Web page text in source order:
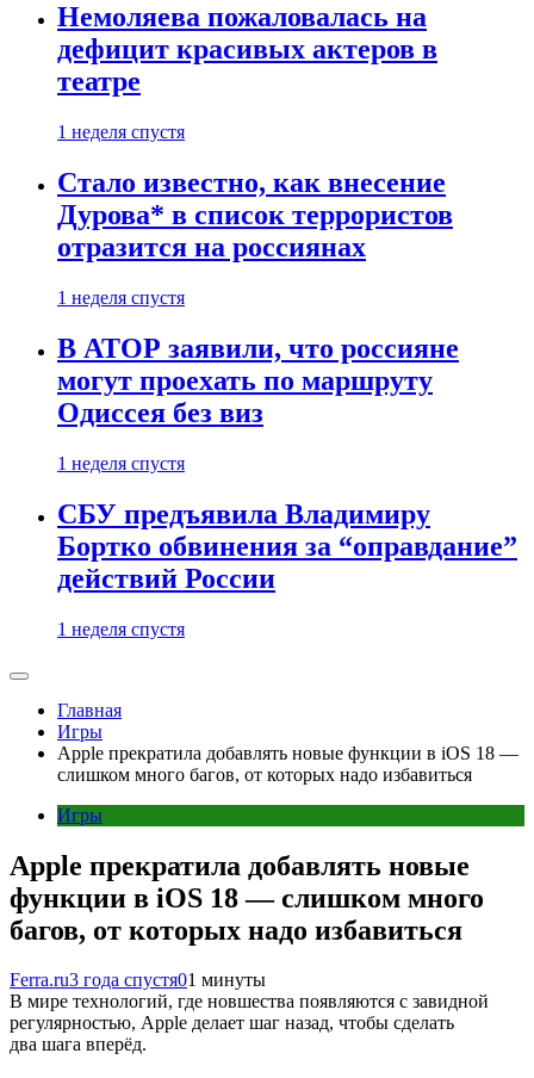
Немоляева пожаловалась на
дефицит красивых актеров в
театре
1 неделя спустя
Стало известно, как внесение
Дурова* в список террористов
отразится на россиянах
1 неделя спустя
В АТОР заявили, что россияне
могут проехать по маршруту
Одиссея без виз
1 неделя спустя
СБУ предъявила Владимиру
Бортко обвинения за “оправдание”
действий России
1 неделя спустя
Главная
Игры
Apple прекратила добавлять новые функции в iOS 18 —
слишком много багов, от которых надо избавиться
Игры
Apple прекратила добавлять новые
функции в iOS 18 — слишком много
багов, от которых надо избавиться
Ferra.ru3 года спустя01 минуты
В мире технологий, где новшества появляются с завидной
регулярностью, Apple делает шаг назад, чтобы сделать
два шага вперёд.